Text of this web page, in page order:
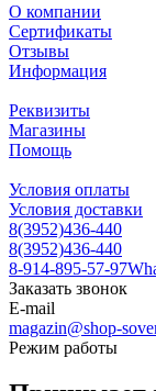
О компании
Сертификаты
Отзывы
Информация
Реквизиты
Магазины
Помощь
Условия оплаты
Условия доставки
8(3952)436-440
8(3952)436-440
8-914-895-57-97
Заказать звонок
E-mail
magazin@shop-
Режим работы